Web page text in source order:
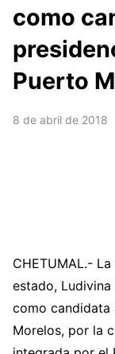
como
Puerto
8 de abril de 2018
CHETUMAL.-
estado,
como candidata
Morelos, por la